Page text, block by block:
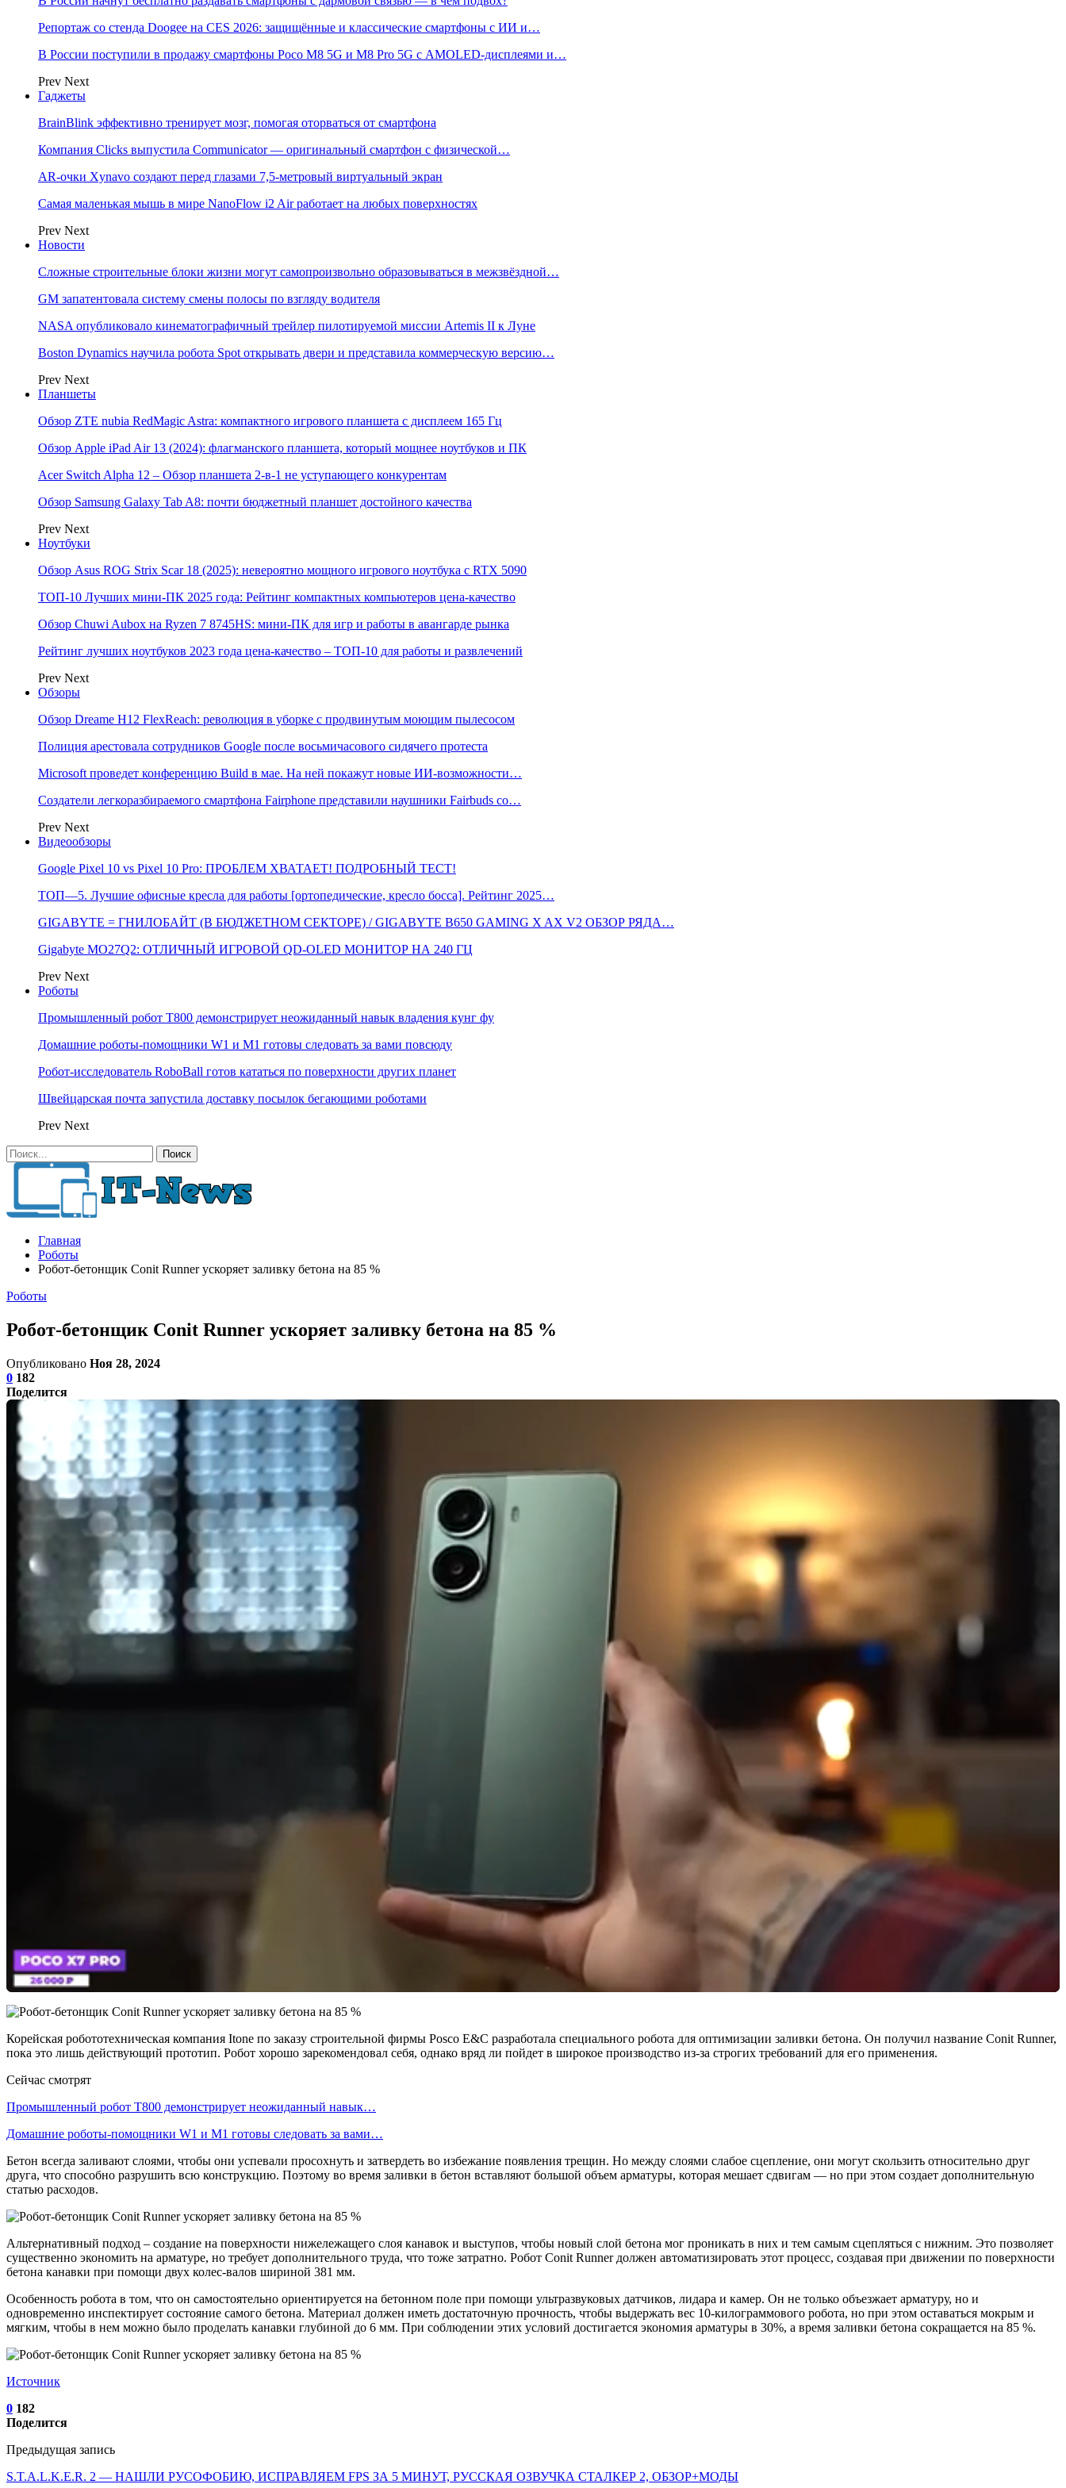
Репортаж со стенда Doogee на CES 2026: защищённые и классические смартфоны с ИИ и…
В России поступили в продажу смартфоны Poco M8 5G и M8 Pro 5G с AMOLED-дисплеями и…
Prev Next
Гаджеты
BrainBlink эффективно тренирует мозг, помогая оторваться от смартфона
Компания Clicks выпустила Communicator — оригинальный смартфон с физической…
AR-очки Xynavo создают перед глазами 7,5-метровый виртуальный экран
Самая маленькая мышь в мире NanoFlow i2 Air работает на любых поверхностях
Prev Next
Новости
Сложные строительные блоки жизни могут самопроизвольно образовываться в межзвёздной…
GM запатентовала систему смены полосы по взгляду водителя
NASA опубликовало кинематографичный трейлер пилотируемой миссии Artemis II к Луне
Boston Dynamics научила робота Spot открывать двери и представила коммерческую версию…
Prev Next
Планшеты
Обзор ZTE nubia RedMagic Astra: компактного игрового планшета с дисплеем 165 Гц
Обзор Apple iPad Air 13 (2024): флагманского планшета, который мощнее ноутбуков и ПК
Acer Switch Alpha 12 – Обзор планшета 2-в-1 не уступающего конкурентам
Обзор Samsung Galaxy Tab A8: почти бюджетный планшет достойного качества
Prev Next
Ноутбуки
Обзор Asus ROG Strix Scar 18 (2025): невероятно мощного игрового ноутбука с RTX 5090
ТОП-10 Лучших мини-ПК 2025 года: Рейтинг компактных компьютеров цена-качество
Обзор Chuwi Aubox на Ryzen 7 8745HS: мини-ПК для игр и работы в авангарде рынка
Рейтинг лучших ноутбуков 2023 года цена-качество – ТОП-10 для работы и развлечений
Prev Next
Обзоры
Обзор Dreame H12 FlexReach: революция в уборке с продвинутым моющим пылесосом
Полиция арестовала сотрудников Google после восьмичасового сидячего протеста
Microsoft проведет конференцию Build в мае. На ней покажут новые ИИ-возможности…
Создатели легкоразбираемого смартфона Fairphone представили наушники Fairbuds со…
Prev Next
Видеообзоры
Google Pixel 10 vs Pixel 10 Pro: ПРОБЛЕМ ХВАТАЕТ! ПОДРОБНЫЙ ТЕСТ!
ТОП—5. Лучшие офисные кресла для работы [ортопедические, кресло босса]. Рейтинг 2025…
GIGABYTE = ГНИЛОБАЙТ (В БЮДЖЕТНОМ СЕКТОРЕ) / GIGABYTE B650 GAMING X AX V2 ОБЗОР РЯДА…
Gigabyte MO27Q2: ОТЛИЧНЫЙ ИГРОВОЙ QD-OLED МОНИТОР НА 240 ГЦ
Prev Next
Роботы
Промышленный робот Т800 демонстрирует неожиданный навык владения кунг фу
Домашние роботы-помощники W1 и M1 готовы следовать за вами повсюду
Робот-исследователь RoboBall готов кататься по поверхности других планет
Швейцарская почта запустила доставку посылок бегающими роботами
Prev Next
Главная
Роботы
Робот-бетонщик Conit Runner ускоряет заливку бетона на 85 %
Роботы
Робот-бетонщик Conit Runner ускоряет заливку бетона на 85 %
Опубликовано Ноя 28, 2024
0 182
Поделится
Корейская робототехническая компания Itone по заказу строительной фирмы Posco E&C разработала специального робота для оптимизации заливки бетона. Он получил название Conit Runner,
пока это лишь действующий прототип. Робот хорошо зарекомендовал себя, однако вряд ли пойдет в широкое производство из-за строгих требований для его применения.
Сейчас смотрят
Промышленный робот Т800 демонстрирует неожиданный навык…
Домашние роботы-помощники W1 и M1 готовы следовать за вами…
Бетон всегда заливают слоями, чтобы они успевали просохнуть и затвердеть во избежание появления трещин. Но между слоями слабое сцепление, они могут скользить относительно друг
друга, что способно разрушить всю конструкцию. Поэтому во время заливки в бетон вставляют большой объем арматуры, которая мешает сдвигам — но при этом создает дополнительную
статью расходов.
Альтернативный подход – создание на поверхности нижележащего слоя канавок и выступов, чтобы новый слой бетона мог проникать в них и тем самым сцепляться с нижним. Это позволяет
существенно экономить на арматуре, но требует дополнительного труда, что тоже затратно. Робот Conit Runner должен автоматизировать этот процесс, создавая при движении по поверхности
бетона канавки при помощи двух колес-валов шириной 381 мм.
Особенность робота в том, что он самостоятельно ориентируется на бетонном поле при помощи ультразвуковых датчиков, лидара и камер. Он не только объезжает арматуру, но и
одновременно инспектирует состояние самого бетона. Материал должен иметь достаточную прочность, чтобы выдержать вес 10-килограммового робота, но при этом оставаться мокрым и
мягким, чтобы в нем можно было проделать канавки глубиной до 6 мм. При соблюдении этих условий достигается экономия арматуры в 30%, а время заливки бетона сокращается на 85 %.
Источник
0 182
Поделится
Предыдущая запись
S.T.A.L.K.E.R. 2 — НАШЛИ РУСОФОБИЮ, ИСПРАВЛЯЕМ FPS ЗА 5 МИНУТ, РУССКАЯ ОЗВУЧКА СТАЛКЕР 2, ОБЗОР+МОДЫ